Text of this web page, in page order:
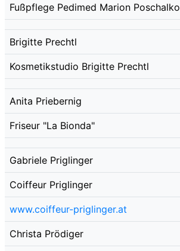
Fußpflege Pedimed Marion Poschalko
Brigitte Prechtl
Kosmetikstudio Brigitte Prechtl
Anita Priebernig
Friseur "La Bionda"
Gabriele Priglinger
Coiffeur Priglinger
www.coiffeur-priglinger.at
Christa Prödiger